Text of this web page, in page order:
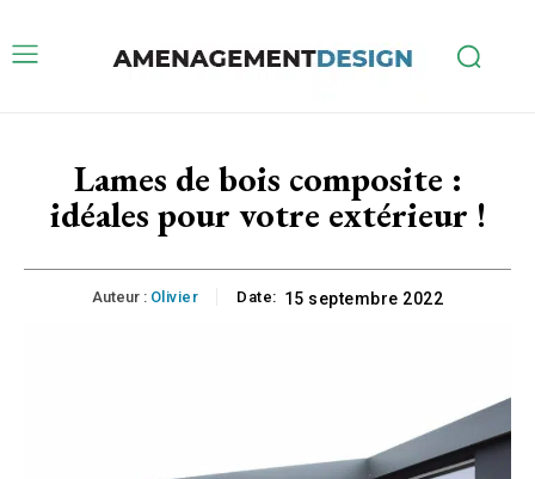
Lames de bois composite :
idéales pour votre extérieur !
Auteur : Olivier Date: 15 septembre 2022